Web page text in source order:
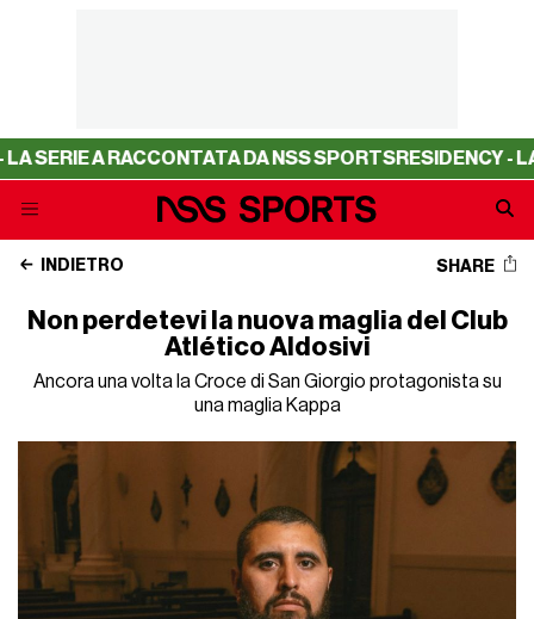
DA NSS SPORTSRESIDENCY - LA SERIE A
INDIETRO SHARE
Non perdetevi la nuova maglia del Club
Atlético Aldosivi
Ancora una volta la Croce di San Giorgio protagonista su
una maglia Kappa